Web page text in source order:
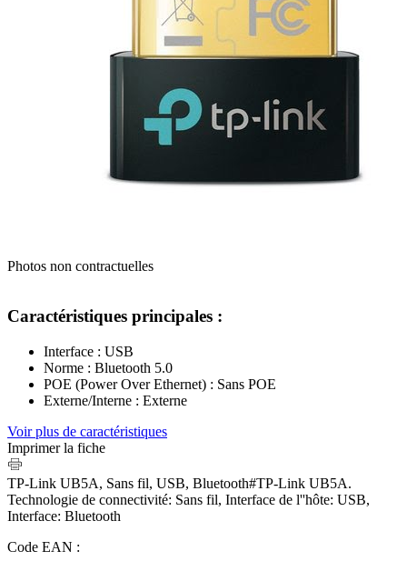
Photos non contractuelles
Caractéristiques principales :
Interface : USB
Norme : Bluetooth 5.0
POE (Power Over Ethernet) : Sans POE
Externe/Interne : Externe
Voir plus de caractéristiques
Imprimer la fiche
TP-Link UB5A, Sans fil, USB, Bluetooth#TP-Link UB5A.
Technologie de connectivité: Sans fil, Interface de l''hôte: USB,
Interface: Bluetooth
Code EAN :